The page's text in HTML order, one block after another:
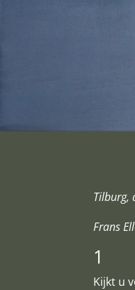
Tilburg,
Frans
1
Kijkt u